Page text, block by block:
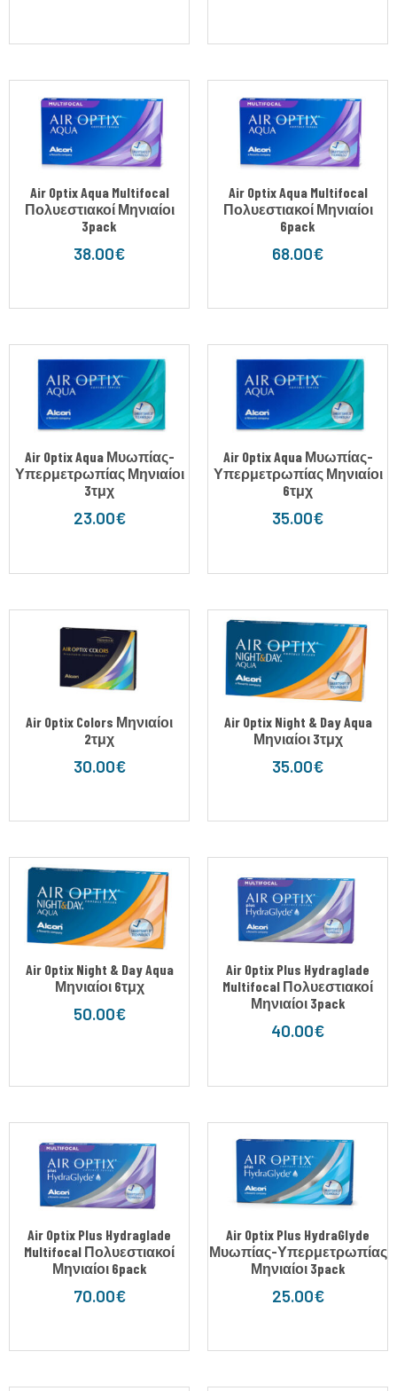
Air Optix Aqua Multifocal
Πολυεστιακοί Μηνιαίοι
3pack
38.00€
Air Optix Aqua Multifocal
Πολυεστιακοί Μηνιαίοι
6pack
68.00€
Air Optix Aqua Μυωπίας-
Υπερμετρωπίας Μηνιαίοι
3τμχ
23.00€
Air Optix Aqua Μυωπίας-
Υπερμετρωπίας Μηνιαίοι
6τμχ
35.00€
Air Optix Colors Μηνιαίοι
2τμχ
30.00€
Air Optix Night & Day Aqua
Μηνιαίοι 3τμχ
35.00€
Air Optix Night & Day Aqua
Μηνιαίοι 6τμχ
50.00€
Air Optix Plus Hydraglade
Multifocal Πολυεστιακοί
Μηνιαίοι 3pack
40.00€
Air Optix Plus Hydraglade
Multifocal Πολυεστιακοί
Μηνιαίοι 6pack
70.00€
Air Optix Plus HydraGlyde
Μυωπίας-Υπερμετρωπίας
Μηνιαίοι 3pack
25.00€